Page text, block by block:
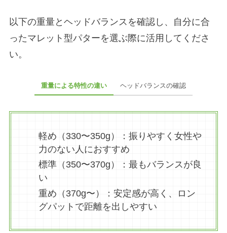
以下の重量とヘッドバランスを確認し、自分に合
ったマレット型パターを選ぶ際に活用してくださ
い。
重量による特性の違い ヘッドバランスの確認
軽め（330〜350g）：振りやすく女性や
力のない人におすすめ
標準（350〜370g）：最もバランスが良
い
重め（370g〜）：安定感が高く、ロン
グパットで距離を出しやすい